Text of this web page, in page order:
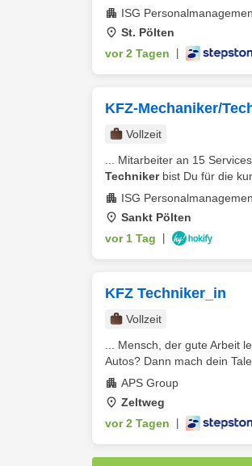
ISG
St. Pölten
vor 2 Tagen
KFZ-Mechaniker/
Vollzeit
... Mitarbeiter an 15
Technikerbist Du für die
ISG
Sankt Pölten
vor 1 Tag
KFZ Techniker_in
Vollzeit
... Mensch, der gute Arbeit
Autos? Dann mach dein
APS Group
Zeltweg
vor 2 Tagen